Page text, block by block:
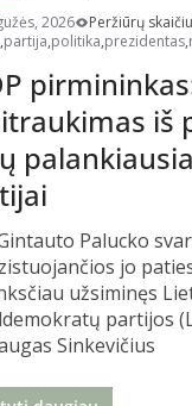
2026
Peržiūrų
,partija,politika,prezidentas,
iš
Palucko
jo
užsiminęs
partijos
Sinkevičius